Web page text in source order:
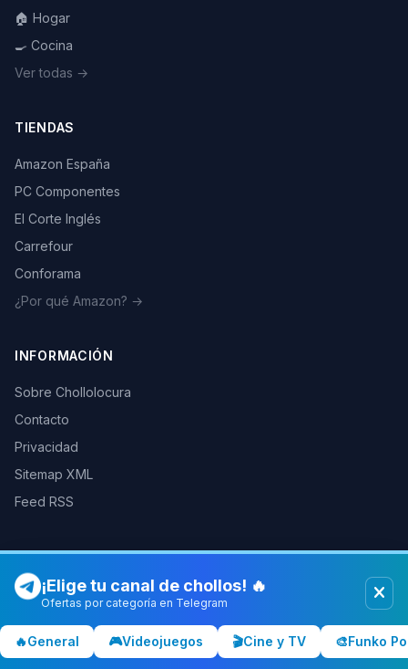
🏠 Hogar
🍳 Cocina
Ver todas →
TIENDAS
Amazon España
PC Componentes
El Corte Inglés
Carrefour
Conforama
¿Por qué Amazon? →
INFORMACIÓN
Sobre Chollolocura
Contacto
Privacidad
Sitemap XML
Feed RSS
© 2026 Chollolocura. Todos los derechos reservados.
Como afiliados de Amazon, PC Componentes y otras tiendas
podemos ganar comisiones por las compras realizadas a través de
nuestros enlaces. Más info
¡Elige tu canal de chollos! 🔥
Ofertas por categoría en Telegram
🔥General 🎮Videojuegos 🎬Cine y TV 🎨Funko